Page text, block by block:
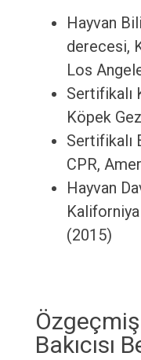
Hayvan
derecesi,
Los
Sertifikalı
Köpek
Sertifikalı
CPR,
Hayvan
(2015)
Bakıcısı